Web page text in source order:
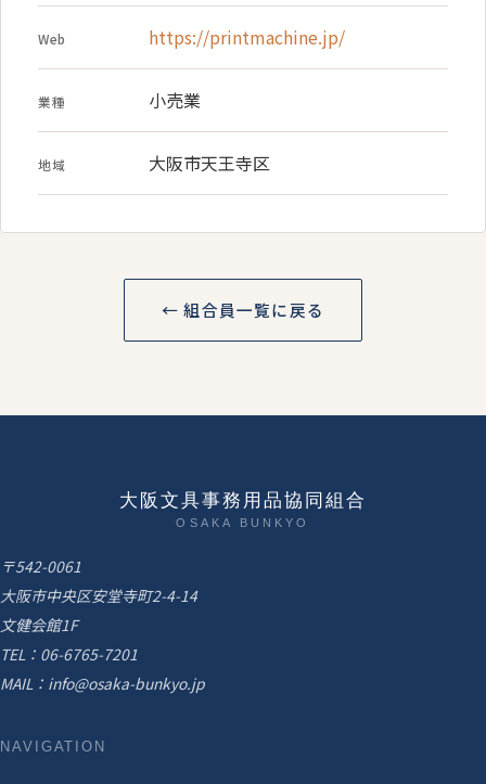
Web https://printmachine.jp/
業種 小売業
地域 大阪市天王寺区
← 組合員一覧に戻る
大阪文具事務用品協同組合
OSAKA BUNKYO
〒542-0061
大阪市中央区安堂寺町2-4-14
文健会館1F
TEL： 06-6765-7201
MAIL： info@osaka-bunkyo.jp
NAVIGATION